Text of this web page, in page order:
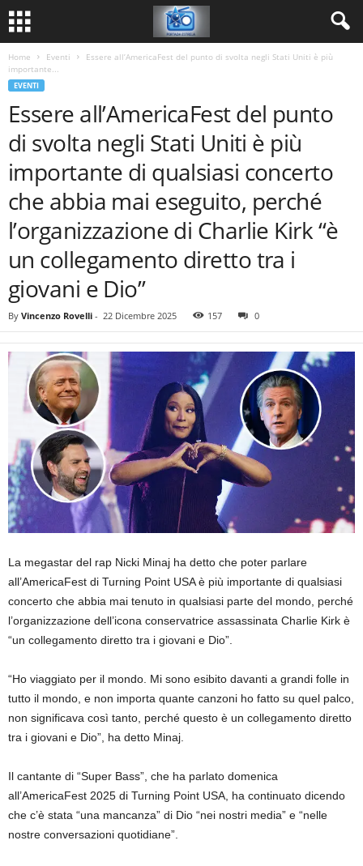
Home Eventi
Essere all’AmericaFest del punto di svolta negli Stati Uniti è più
importante...
EVENTI
Essere all’AmericaFest del punto
di svolta negli Stati Uniti è più
importante di qualsiasi concerto
che abbia mai eseguito, perché
l’organizzazione di Charlie Kirk “è
un collegamento diretto tra i
giovani e Dio”
By Vincenzo Rovelli - 22 Dicembre 2025 157 0
La megastar del rap Nicki Minaj ha detto che poter parlare
all’AmericaFest di Turning Point USA è più importante di qualsiasi
concerto che abbia mai tenuto in qualsiasi parte del mondo, perché
l’organizzazione dell’icona conservatrice assassinata Charlie Kirk è
“un collegamento diretto tra i giovani e Dio”.
“Ho viaggiato per il mondo. Mi sono esibito davanti a grandi folle in
tutto il mondo, e non importa quante canzoni ho fatto su quel palco,
non significava così tanto, perché questo è un collegamento diretto
tra i giovani e Dio”, ha detto Minaj.
Il cantante di “Super Bass”, che ha parlato domenica
all’AmericaFest 2025 di Turning Point USA, ha continuato dicendo
che c’è stata “una mancanza” di Dio “nei nostri media” e “nelle
nostre conversazioni quotidiane”.